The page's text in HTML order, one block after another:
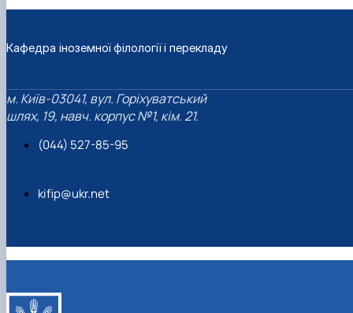
Кафедра іноземної філології і перекладу
м. Київ-03041, вул. Горіхуватський
шлях, 19, навч. корпус №1, кім. 21.
(044) 527-85-95
kifip@ukr.net